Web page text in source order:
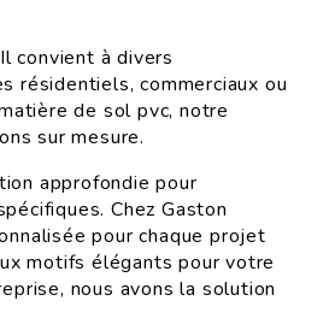
convient à divers
résidentiels, commerciaux ou
de sol pvc, notre
sur mesure.
approfondie pour
Chez Gaston
pour chaque projet
motifs élégants pour votre
nous avons la solution